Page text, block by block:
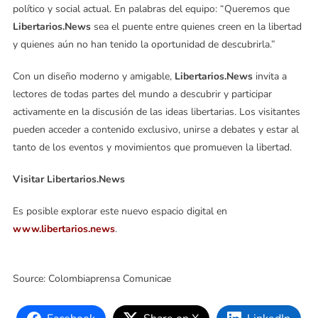
político y social actual. En palabras del equipo: “Queremos que
Libertarios.Newssea el puente entre quienes creen en la libertad
y quienes aún no han tenido la oportunidad de descubrirla.”
Con un diseño moderno y amigable, Libertarios.Newsinvita a
lectores de todas partes del mundo a descubrir y participar
activamente en la discusión de las ideas libertarias. Los visitantes
pueden acceder a contenido exclusivo, unirse a debates y estar al
tanto de los eventos y movimientos que promueven la libertad.
Visitar Libertarios.News
Es posible explorar este nuevo espacio digital en
www.libertarios.news.
Source: Colombiaprensa Comunicae